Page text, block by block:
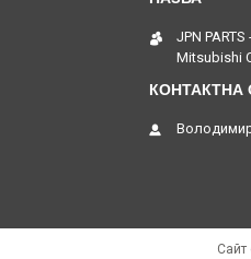
JPN
Mitsubishi
Сайт